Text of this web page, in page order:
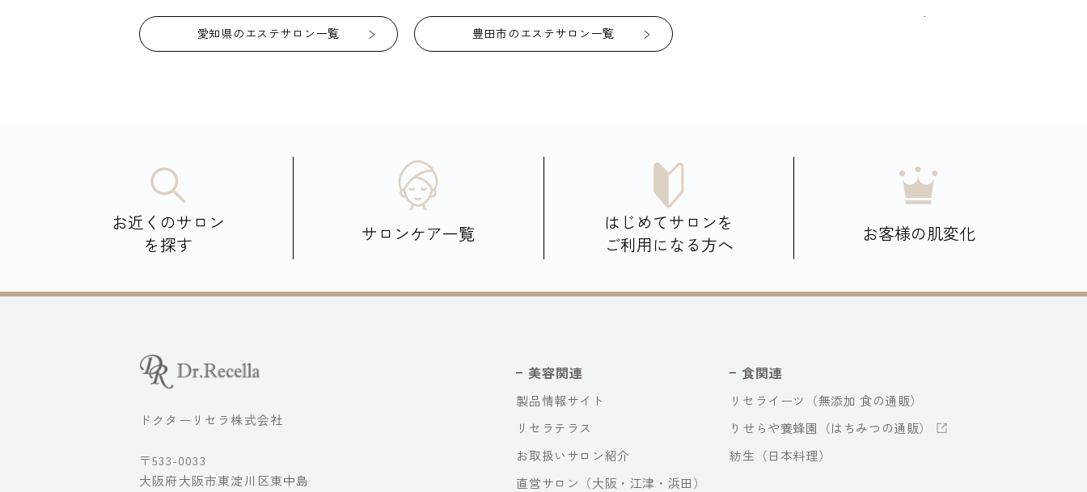
愛知県のエステサロン一覧 豊田市のエステサロン一覧
お近くのサロン
を探す
サロンケア一覧
はじめてサロンを
ご利用になる方へ
お客様の肌変化
ドクターリセラ株式会社
〒533-0033
大阪府大阪市東淀川区東中島
美容関連
製品情報サイト
リセラテラス
お取扱いサロン紹介
直営サロン（大阪・江津・浜田）
食関連
リセライーツ（無添加 食の通販）
りせらや養蜂園（はちみつの通販）
紡生（日本料理）